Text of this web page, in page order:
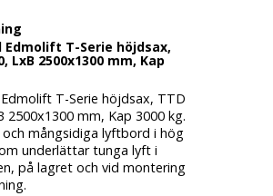
T-Serie höjdsax,
LxB 2500x1300 mm, Kap
T-Serie höjdsax, TTD
2500x1300 mm, Kap 3000 kg.
mångsidiga lyftbord i hög
underlättar tunga lyft i
på lagret och vid montering